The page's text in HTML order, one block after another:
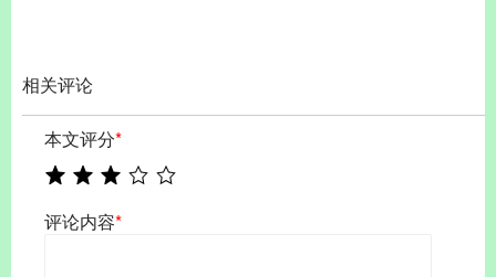
相关评论
本文评分*
评论内容*